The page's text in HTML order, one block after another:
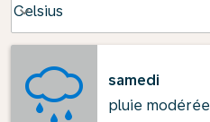
Celsius
keyboard_arrow_down
samedi
pluie modérée